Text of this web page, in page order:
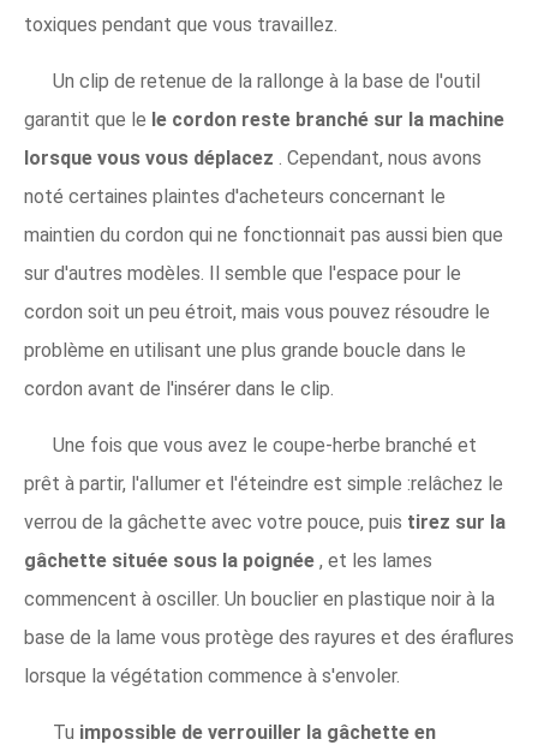
toxiques pendant que vous travaillez.
Un clip de retenue de la rallonge à la base de l'outil
garantit que le le cordon reste branché sur la machine
lorsque vous vous déplacez . Cependant, nous avons
noté certaines plaintes d'acheteurs concernant le
maintien du cordon qui ne fonctionnait pas aussi bien que
sur d'autres modèles. Il semble que l'espace pour le
cordon soit un peu étroit, mais vous pouvez résoudre le
problème en utilisant une plus grande boucle dans le
cordon avant de l'insérer dans le clip.
Une fois que vous avez le coupe-herbe branché et
prêt à partir, l'allumer et l'éteindre est simple :relâchez le
verrou de la gâchette avec votre pouce, puis tirez sur la
gâchette située sous la poignée , et les lames
commencent à osciller. Un bouclier en plastique noir à la
base de la lame vous protège des rayures et des éraflures
lorsque la végétation commence à s'envoler.
Tu impossible de verrouiller la gâchette en